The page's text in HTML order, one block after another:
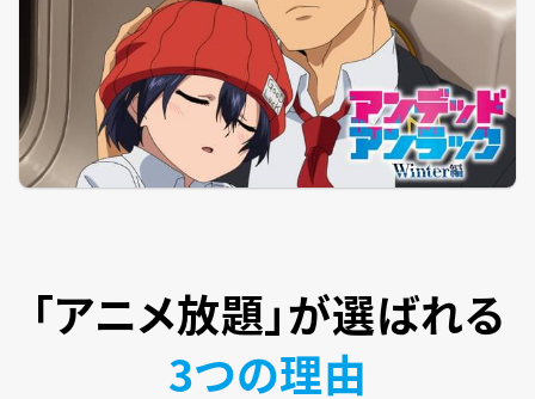
「アニメ放題」が選ばれる
3つの理由